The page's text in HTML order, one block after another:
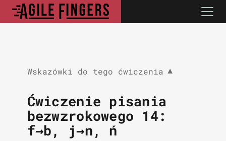
Wskazówki do tego ćwiczenia ▼
Ćwiczenie pisania
bezwzrokowego 14:
f→b, j→n, ń